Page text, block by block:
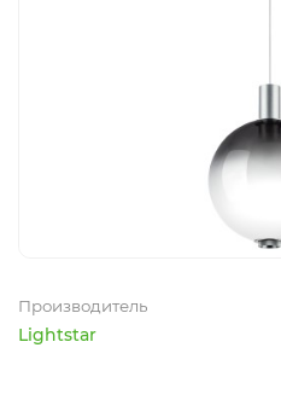
Производитель
Lightstar